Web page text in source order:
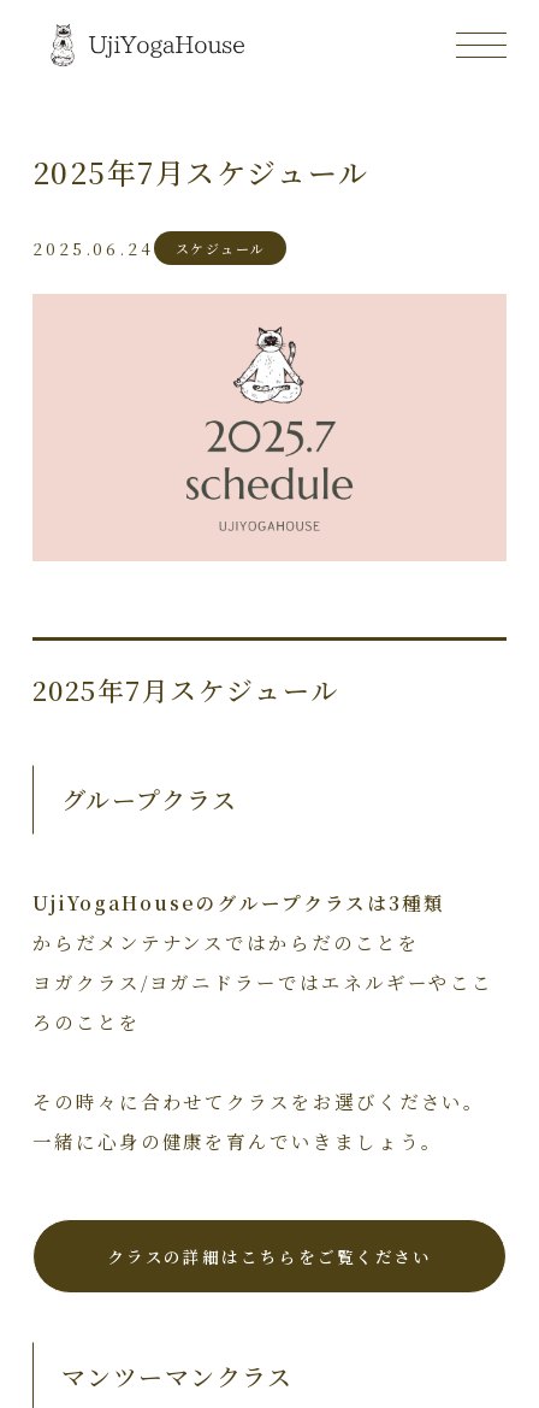
2025年7月スケジュール
2025.06.24 スケジュール
2025年7月スケジュール
グループクラス
UjiYogaHouseのグループクラスは3種類
からだメンテナンスではからだのことを
ヨガクラス/ヨガニドラーではエネルギーやここ
ろのことを
その時々に合わせてクラスをお選びください。
一緒に心身の健康を育んでいきましょう。
クラスの詳細はこちらをご覧ください
マンツーマンクラス